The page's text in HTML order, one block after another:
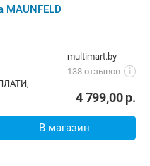
multimart.by
138 отзывов
i
4 799,00р.
В магазин